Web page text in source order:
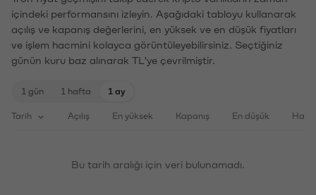
içindeki performansını izleyin. Aşağıdaki tabloyu kullanarak
açılış ve kapanış değerlerini, en yüksek ve en düşük fiyatları
ve işlem hacmini kolayca görüntüleyebilirsiniz. Seçtiğiniz
günün kuru baz alınarak TL'ye çevrilmiştir.
1 gün 1 hafta 1 ay
Tarih Açılış En yüksek Kapanış En düşük
Bu tarih aralığı için veri bulunamadı.